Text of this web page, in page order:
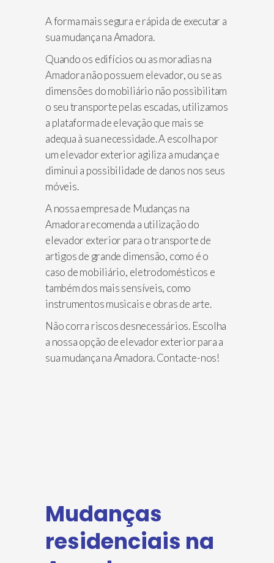
A forma mais segura e rápida de executar a
sua mudança na Amadora.
Quando os edifícios ou as moradias na
Amadora não possuem elevador, ou se as
dimensões do mobiliário não possibilitam
o seu transporte pelas escadas, utilizamos
a plataforma de elevação que mais se
adequa à sua necessidade. A escolha por
um elevador exterior agiliza a mudança e
diminui a possibilidade de danos nos seus
móveis.
A nossa empresa de Mudanças na
Amadora recomenda a utilização do
elevador exterior para o transporte de
artigos de grande dimensão, como é o
caso de mobiliário, eletrodomésticos e
também dos mais sensíveis, como
instrumentos musicais e obras de arte.
Não corra riscos desnecessários. Escolha
a nossa opção de elevador exterior para a
sua mudança na Amadora. Contacte-nos!
Mudanças
residenciais na